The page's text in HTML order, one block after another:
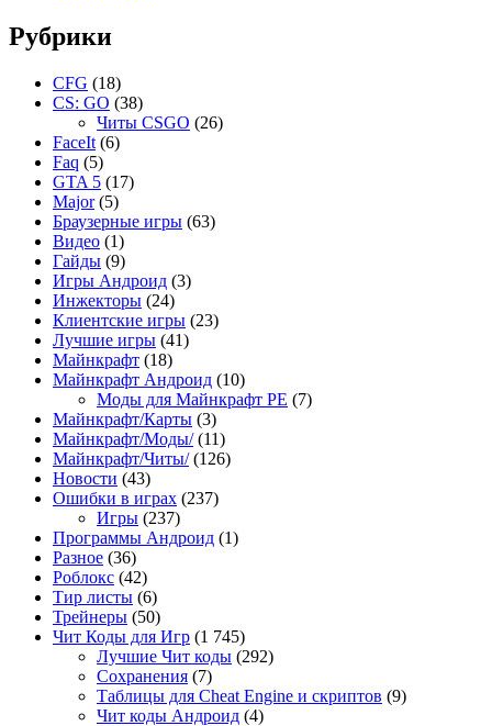
Рубрики
CFG (18)
CS: GO (38)
Читы CSGO (26)
FaceIt (6)
Faq (5)
GTA 5 (17)
Major(5)
Браузерные игры (63)
Видео (1)
Гайды (9)
Игры Андроид (3)
Инжекторы (24)
Клиентские игры (23)
Лучшие игры (41)
Майнкрафт (18)
Майнкрафт Андроид (10)
Моды для Майнкрафт PE (7)
Майнкрафт/Карты (3)
Майнкрафт/Моды/(11)
Майнкрафт/Читы/(126)
Новости (43)
Ошибки в играх (237)
Игры (237)
Программы Андроид (1)
Разное (36)
Роблокс (42)
Тир листы (6)
Трейнеры (50)
Чит Коды для Игр (1 745)
Лучшие Чит коды (292)
Сохранения (7)
Таблицы для Cheat Engine и скриптов (9)
Чит коды Андроид (4)